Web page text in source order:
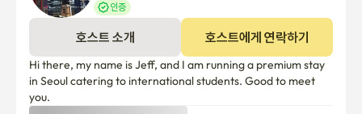
인증
호스트 소개 호스트에게 연락하기
Hi there, my name is Jeff, and I am running a premium stay
in Seoul catering to international students. Good to meet
you.